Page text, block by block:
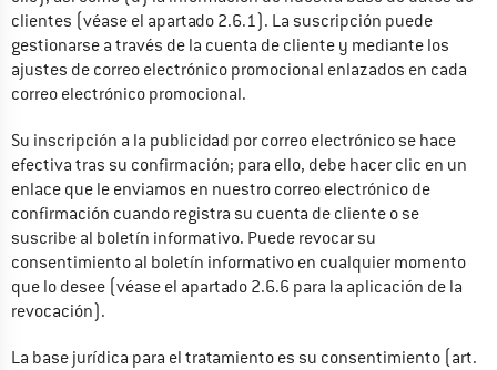
clientes (véase el apartado 2.6.1). La suscripción puede
gestionarse a través de la cuenta de cliente y mediante los
ajustes de correo electrónico promocional enlazados en cada
correo electrónico promocional.
Su inscripción a la publicidad por correo electrónico se hace
efectiva tras su confirmación; para ello, debe hacer clic en un
enlace que le enviamos en nuestro correo electrónico de
confirmación cuando registra su cuenta de cliente o se
suscribe al boletín informativo. Puede revocar su
consentimiento al boletín informativo en cualquier momento
que lo desee (véase el apartado 2.6.6 para la aplicación de la
revocación).
La base jurídica para el tratamiento es su consentimiento (art.